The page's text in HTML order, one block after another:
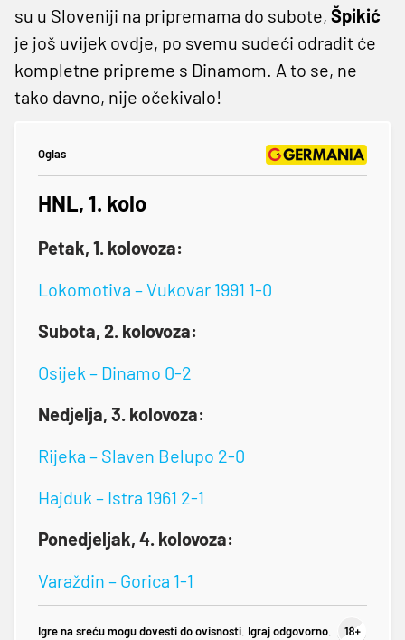
su u Sloveniji na pripremama do subote, Špikić
je još uvijek ovdje, po svemu sudeći odradit će
kompletne pripreme s Dinamom. A to se, ne
tako davno, nije očekivalo!
Oglas
HNL, 1. kolo
Petak, 1. kolovoza:
Lokomotiva – Vukovar 1991 1-0
Subota, 2. kolovoza:
Osijek – Dinamo 0-2
Nedjelja, 3. kolovoza:
Rijeka – Slaven Belupo 2-0
Hajduk – Istra 1961 2-1
Ponedjeljak, 4. kolovoza:
Varaždin – Gorica 1-1
Igre na sreću mogu dovesti do ovisnosti. Igraj odgovorno.